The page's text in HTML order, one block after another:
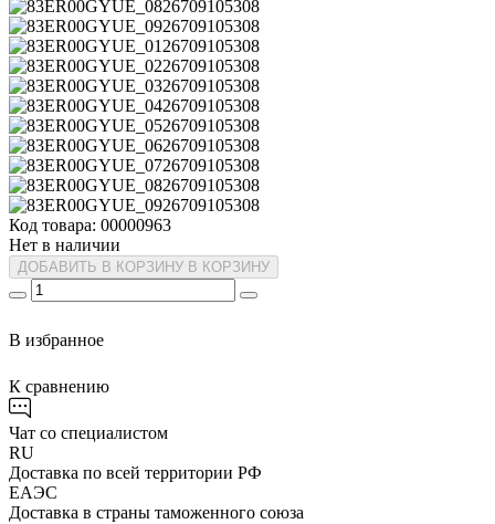
Код товара: 00000963
Нет в наличии
ДОБАВИТЬ В КОРЗИНУ В КОРЗИНУ
В избранное
К сравнению
Чат со специалистом
RU
Доставка по всей территории РФ
ЕАЭС
Доставка в страны таможенного союза